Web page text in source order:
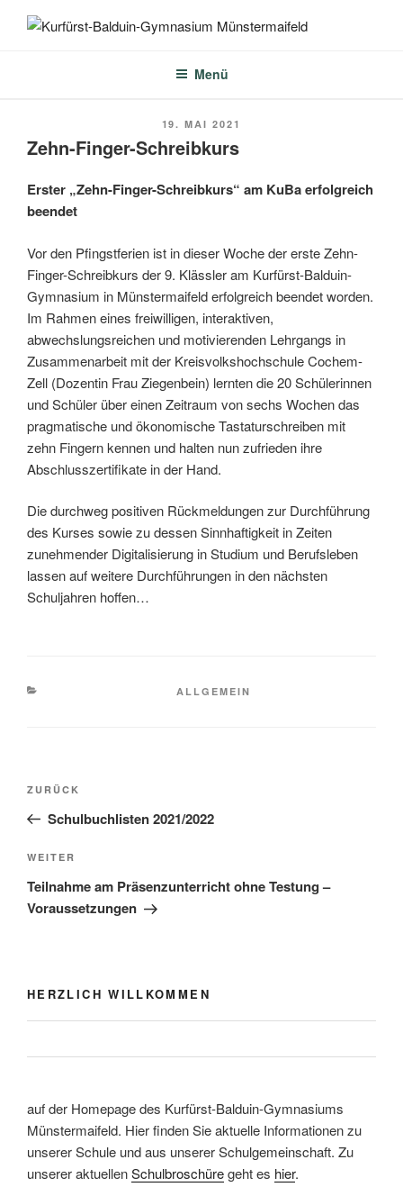
Inhalt
Menü
VERÖFFENTLICHT
AM
19. MAI 2021
Zehn-Finger-Schreibkurs
Erster „Zehn-Finger-Schreibkurs“ am KuBa erfolgreich
beendet
Vor den Pfingstferien ist in dieser Woche der erste Zehn-
Finger-Schreibkurs der 9. Klässler am Kurfürst-Balduin-
Gymnasium in Münstermaifeld erfolgreich beendet worden.
Im Rahmen eines freiwilligen, interaktiven,
abwechslungsreichen und motivierenden Lehrgangs in
Zusammenarbeit mit der Kreisvolkshochschule Cochem-
Zell (Dozentin Frau Ziegenbein) lernten die 20 Schülerinnen
und Schüler über einen Zeitraum von sechs Wochen das
pragmatische und ökonomische Tastaturschreiben mit
zehn Fingern kennen und halten nun zufrieden ihre
Abschlusszertifikate in der Hand.
Die durchweg positiven Rückmeldungen zur Durchführung
des Kurses sowie zu dessen Sinnhaftigkeit in Zeiten
zunehmender Digitalisierung in Studium und Berufsleben
lassen auf weitere Durchführungen in den nächsten
Schuljahren hoffen…
KATEGORIEN
ALLGEMEIN
Beitragsnavigation
Vorheriger
Beitrag
ZURÜCK
Schulbuchlisten 2021/2022
Nächster
Beitrag
WEITER
Teilnahme am Präsenzunterricht ohne Testung –
Voraussetzungen
HERZLICH WILLKOMMEN
auf der Homepage des Kurfürst-Balduin-Gymnasiums
Münstermaifeld. Hier finden Sie aktuelle Informationen zu
unserer Schule und aus unserer Schulgemeinschaft. Zu
unserer aktuellenSchulbroschüregeht es hier.